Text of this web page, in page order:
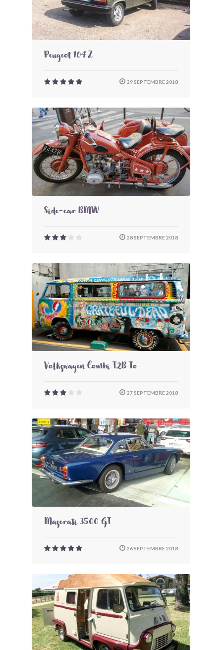
Peugeot 104 Z
29 SEPTEMBRE 2018
Side-car BMW
28 SEPTEMBRE 2018
Volkswagen Combi T2B To
27 SEPTEMBRE 2018
Maserati 3500 GT
26 SEPTEMBRE 2018